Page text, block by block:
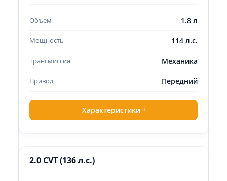
1.8 л
114 л.с.
Механика
Передний
Характеристики
2.0 CVT (136 л.с.)